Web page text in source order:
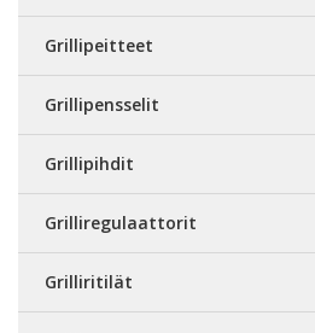
Grillipeitteet
Grillipensselit
Grillipihdit
Grilliregulaattorit
Grilliritilät